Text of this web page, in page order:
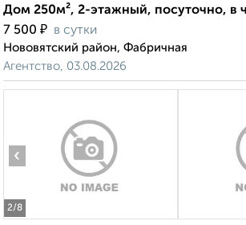
Дом 250м², 2-этажный, посуточно, в
7 500 ₽ в сутки
Нововятский район, Фабричная
Агентство, 03.08.2026
2/8
‹